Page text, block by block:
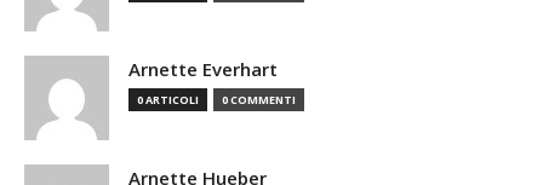
Arnette Everhart
0 ARTICOLI 0 COMMENTI
Arnette Hueber